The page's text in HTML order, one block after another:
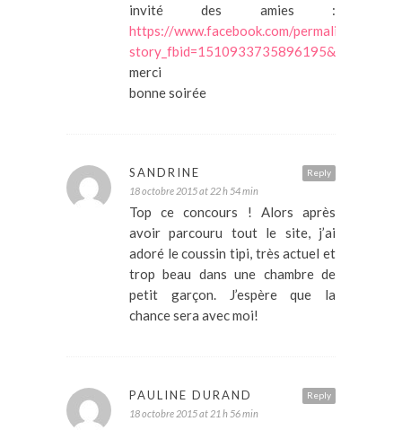
invité des amies :
https://www.facebook.com/permalink.php?
merci
bonne soirée
Reply
SANDRINE
18 octobre 2015 at 22 h 54 min
Top ce concours ! Alors après
avoir parcouru tout le site, j’ai
adoré le coussin tipi, très actuel et
trop beau dans une chambre de
petit garçon. J’espère que la
chance sera avec moi!
Reply
PAULINE DURAND
18 octobre 2015 at 21 h 56 min